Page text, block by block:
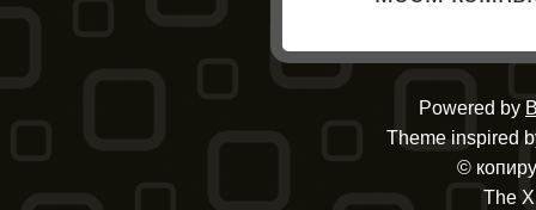
Powered by
Theme inspired
©
The